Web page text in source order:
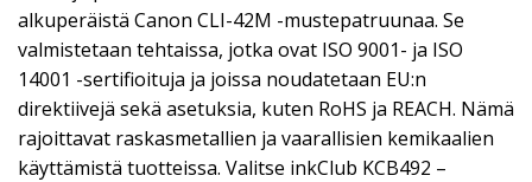
alkuperäistä Canon CLI-42M -mustepatruunaa. Se
valmistetaan tehtaissa, jotka ovat ISO 9001- ja ISO
14001 -sertifioituja ja joissa noudatetaan EU:n
direktiivejä sekä asetuksia, kuten RoHS ja REACH. Nämä
rajoittavat raskasmetallien ja vaarallisien kemikaalien
käyttämistä tuotteissa. Valitse inkClub KCB492 –